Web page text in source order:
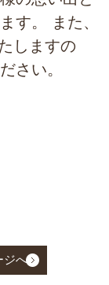
す。 また、
しますの
さい。
ジへ